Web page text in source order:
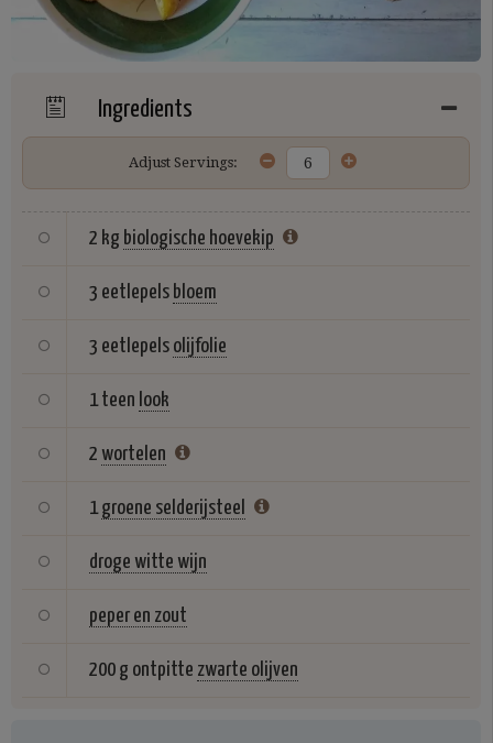
Ingredients
Adjust Servings:
2 kg biologische hoevekip
3 eetlepels bloem
3 eetlepels olijfolie
1 teen look
2 wortelen
1 groene selderijsteel
droge witte wijn
peper en zout
200 g ontpitte zwarte olijven